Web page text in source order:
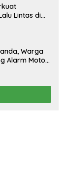
Lintas di
Warga
Alarm Motor